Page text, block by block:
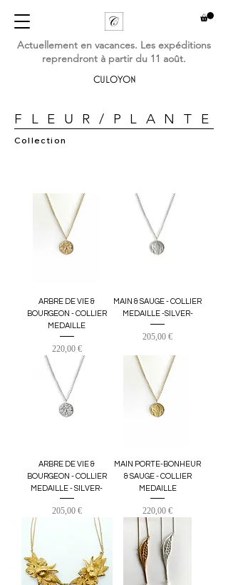
CULOYON
Actuellement en vacances. Les expéditions
reprendront à partir du 11 août.
F L E U R / P L A N T E
Collection
ARBRE DE VIE &
BOURGEON - COLLIER
MEDAILLE
Prix
220,00 €
MAIN & SAUGE - COLLIER
MEDAILLE -SILVER-
Prix
205,00 €
ARBRE DE VIE &
BOURGEON - COLLIER
MEDAILLE - SILVER-
Prix
205,00 €
MAIN PORTE-BONHEUR
& SAUGE - COLLIER
MEDAILLE
Prix
220,00 €